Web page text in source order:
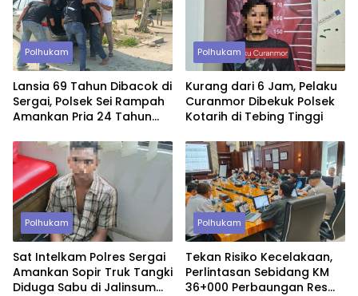
Polhukam
Lansia 69 Tahun Dibacok di
Sergai, Polsek Sei Rampah
Amankan Pria 24 Tahun
Polhukam
Kurang dari 6 Jam, Pelaku
Curanmor Dibekuk Polsek
Kotarih di Tebing Tinggi
Polhukam
Sat Intelkam Polres Sergai
Amankan Sopir Truk Tangki
Diduga Sabu di Jalinsum
Polhukam
Tekan Risiko Kecelakaan,
Perlintasan Sebidang KM
36+000 Perbaungan Resmi